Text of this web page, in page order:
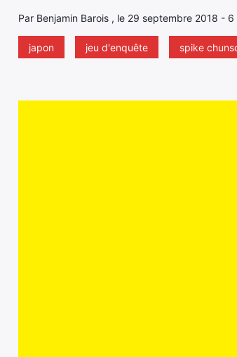
Par Benjamin Barois , le 29 septembre 2018 -
japon jeu d'enquête spike